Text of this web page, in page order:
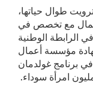
طوال حياتها،
مع تخصص في
الوطنية
مؤسسة أعمال
برنامج غولدمان
امرأة سوداء.